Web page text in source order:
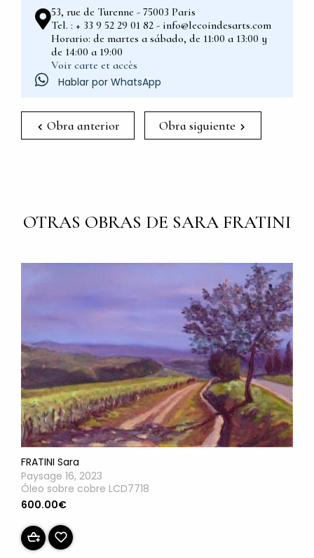
53, rue de Turenne - 75003 Paris
Tel. : + 33 9 52 29 01 82 - info@lecoindesarts.com
Horario: de martes a sábado, de 11:00 a 13:00 y
de 14:00 a 19:00
Voir carte et accès
Hablar por WhatsApp
Obra anterior Obra siguiente
OTRAS OBRAS DE SARA FRATINI
FRATINI Sara
Paysage 16, 2023
Óleo sobre cobre LCD7718
600.00€